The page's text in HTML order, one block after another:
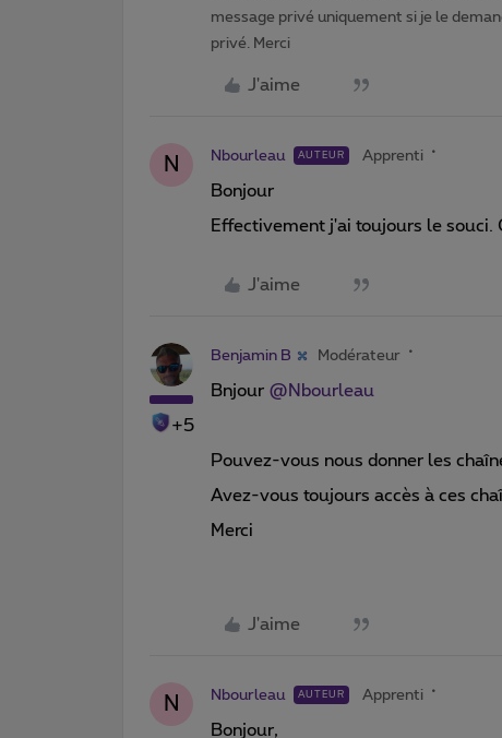
message privé uniquement si je le
privé. Merci
J'aime
N Nbourleau AUTEUR Apprenti
Bonjour
Effectivement j'ai toujours le souci.
J'aime
+5
Benjamin B Modérateur
Bnjour @Nbourleau
Pouvez-vous nous donner les
Avez-vous toujours accès à ces
Merci
J'aime
N Nbourleau AUTEUR Apprenti
Bonjour,